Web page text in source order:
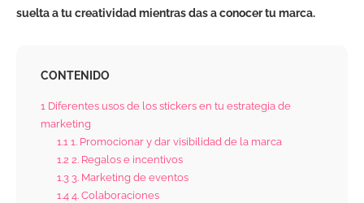
suelta a tu creatividad mientras das a conocer tu marca.
CONTENIDO
1 Diferentes usos de los stickers en tu estrategia de
marketing
1.1 1. Promocionar y dar visibilidad de la marca
1.2 2. Regalos e incentivos
1.3 3. Marketing de eventos
1.4 4. Colaboraciones